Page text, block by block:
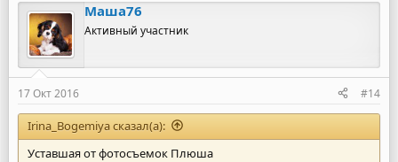
Маша76
Активный участник
17 Окт 2016 #14
Irina_Bogemiya сказал(а):
Уставшая от фотосъемок Плюша